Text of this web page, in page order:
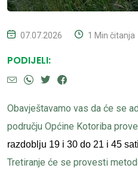
07.07.2026 1 Min čitanja
PODIJELI:
Obavještavamo vas da će se
području Općine Kotoriba
razdoblju 19 i 30 do 21 i 45 sati
Tretiranje će se provesti